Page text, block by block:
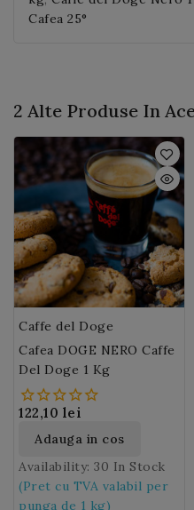
Cafea 25°
2 Alte Produse In
Caffe del Doge
Cafea DOGE NERO Caffe
Del Doge 1 Kg
122,10 lei
Adauga in cos
Availability: 30 In Stock
(Pret cu TVA valabil per
punga de 1 kg)